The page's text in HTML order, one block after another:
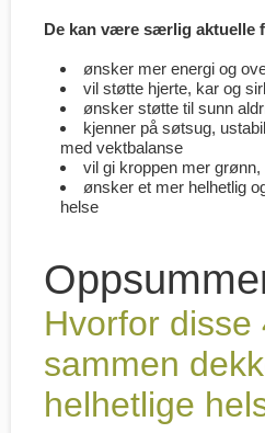
De kan være særlig aktuelle
ønsker mer energi og
vil støtte hjerte, kar og
ønsker støtte til sunn
kjenner på søtsug,
med vektbalanse
vil gi kroppen mer
ønsker et mer helhetlig
helse
Hvorfor disse
sammen
helhetlige